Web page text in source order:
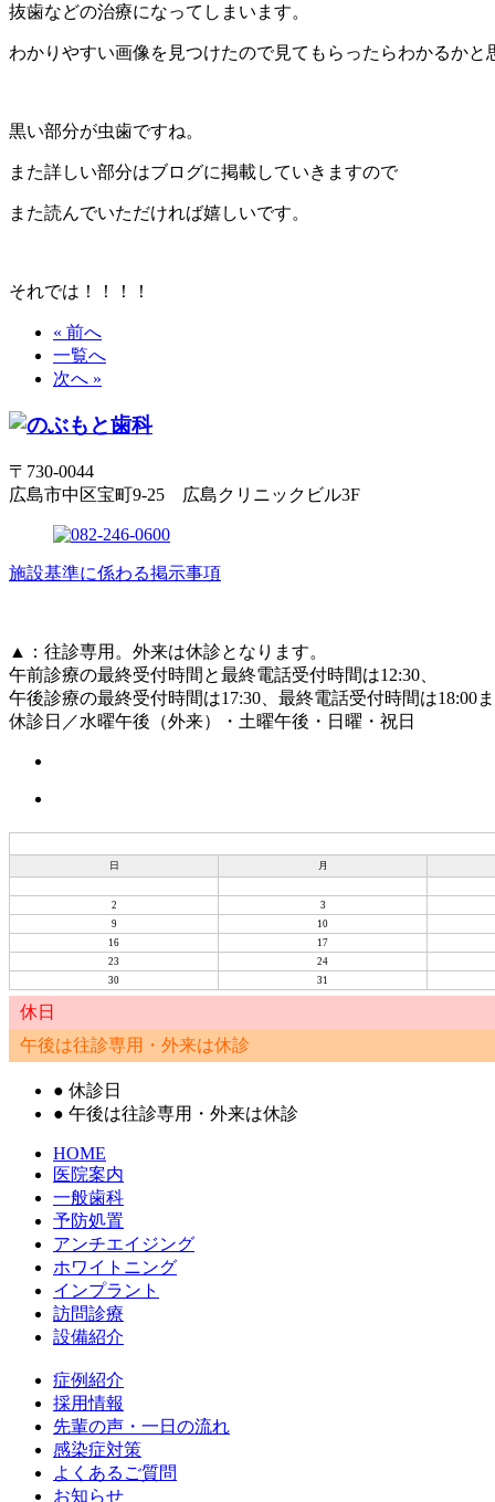
抜歯などの治療になってしまいます。
わかりやすい画像を見つけたので見てもらったらわかるかと
黒い部分が虫歯ですね。
また詳しい部分はブログに掲載していきますので
また読んでいただければ嬉しいです。
それでは！！！！
« 前へ
一覧へ
次へ »
〒730-0044
広島市中区宝町9-25 広島クリニックビル3F
施設基準に係わる掲示事項
▲
：往診専用。外来は休診となります。
午前診療の最終受付時間と最終電話受付時間は12:30、
午後診療の最終受付時間は17:30、最終電話受付時間は18:00
休診日／水曜午後（外来）・土曜午後・日曜・祝日
日
月
2
3
9
10
16
17
23
24
30
31
休日
午後は往診専用・外来は休診
● 休診日
● 午後は往診専用・外来は休診
HOME
医院案内
一般歯科
予防処置
アンチエイジング
ホワイトニング
インプラント
訪問診療
設備紹介
症例紹介
採用情報
先輩の声・一日の流れ
感染症対策
よくあるご質問
お知らせ